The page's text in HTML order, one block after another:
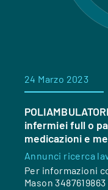
24 Marzo 2023
infermiei full o
medicazioni e
Annunci ricerca
Per informazioni
Mason